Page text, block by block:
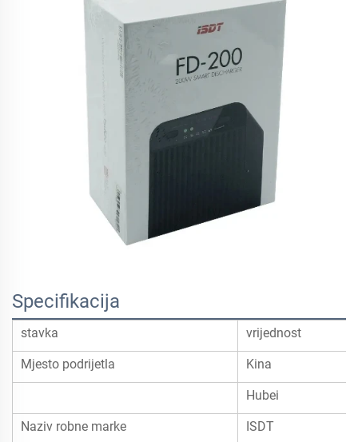
Specifikacija
stavka vrijednost
Mjesto podrijetla Kina
Hubei
Naziv robne marke ISDT